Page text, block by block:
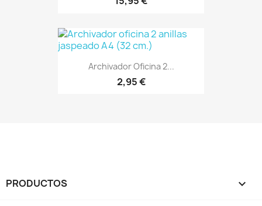
Archivador Oficina 2...
2,95 €
PRODUCTOS 